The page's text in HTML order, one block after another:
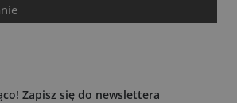
Zapisz się do newslettera